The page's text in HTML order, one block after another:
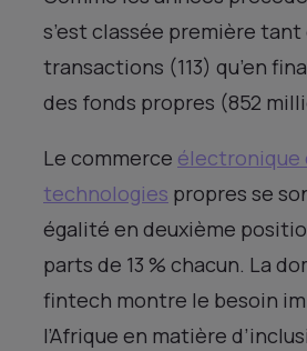
s’est classée première
transactions (113) qu’en
des fonds propres (852
Le commerce électronique
technologies propres se
égalité en deuxième
parts de 13 % chacun. La
fintech montre le besoin
l’Afrique en matière